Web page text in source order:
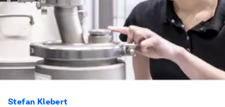
Stefan Klebert